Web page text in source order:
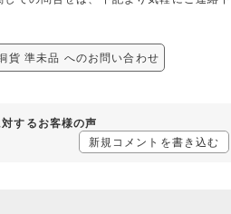
貨 準未品 へのお問い合わせ
するお客様の声
新規コメントを書き込む